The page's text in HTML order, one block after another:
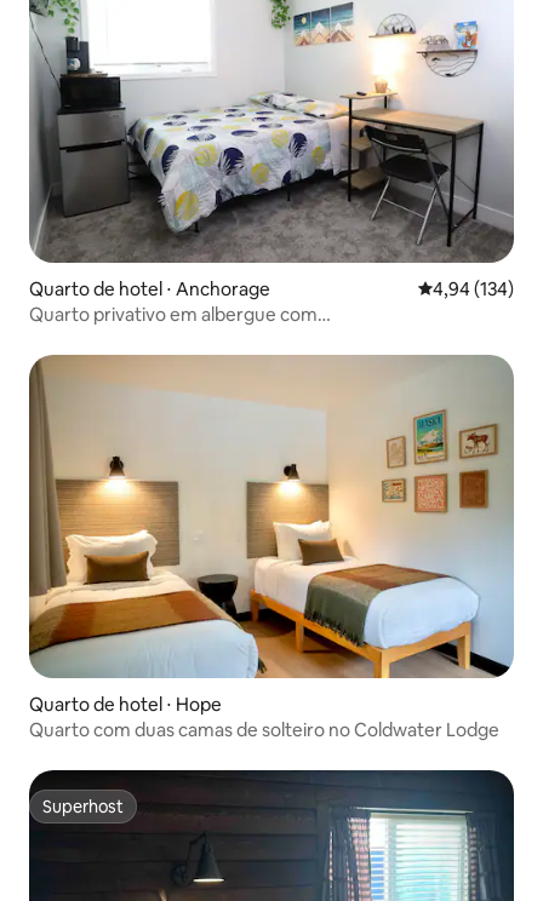
Quarto de hotel ⋅ Anchorage 4,94 de uma
4,94 (134)
Quarto privativo em albergue com
Quarto de hotel ⋅ Hope
Quarto com duas camas de solteiro no Coldwater Lodge
Superhost
Superhost